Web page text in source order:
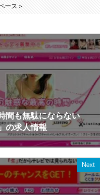
ース＞
間も無駄にならない
の求人情報
Next